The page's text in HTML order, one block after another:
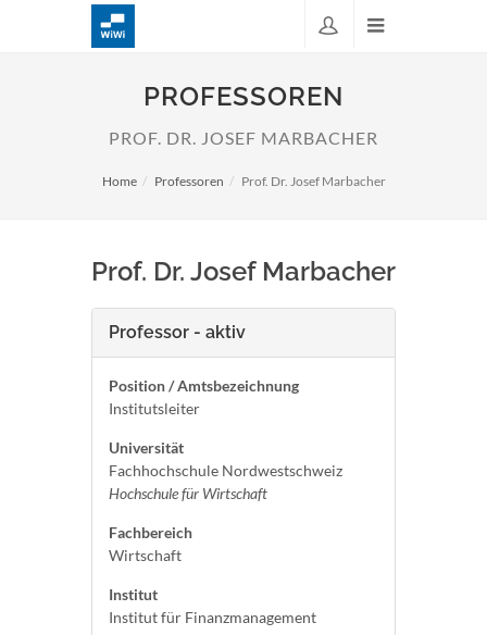
PROFESSOREN
PROF. DR. JOSEF MARBACHER
Home Professoren Prof. Dr. Josef Marbacher
Prof. Dr. Josef Marbacher
Professor - aktiv
Position / Amtsbezeichnung
Institutsleiter
Universität
Fachhochschule Nordwestschweiz
Hochschule für Wirtschaft
Fachbereich
Wirtschaft
Institut
Institut für Finanzmanagement